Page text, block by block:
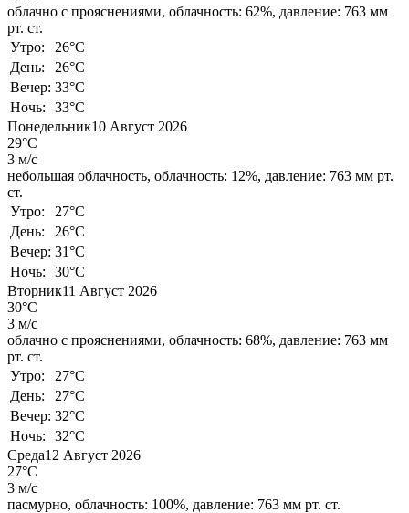
облачно с прояснениями, облачность: 62%, давление: 763 мм
рт. ст.
Утро:
26°C
День:
26°C
Вечер: 33°C
Ночь:
33°C
Понедельник10 Август 2026
29°C
3 м/с
небольшая облачность, облачность: 12%, давление: 763 мм рт.
ст.
Утро:
27°C
День:
26°C
Вечер: 31°C
Ночь:
30°C
Вторник11 Август 2026
30°C
3 м/с
облачно с прояснениями, облачность: 68%, давление: 763 мм
рт. ст.
Утро:
27°C
День:
27°C
Вечер: 32°C
Ночь:
32°C
Среда12 Август 2026
27°C
3 м/с
пасмурно, облачность: 100%, давление: 763 мм рт. ст.